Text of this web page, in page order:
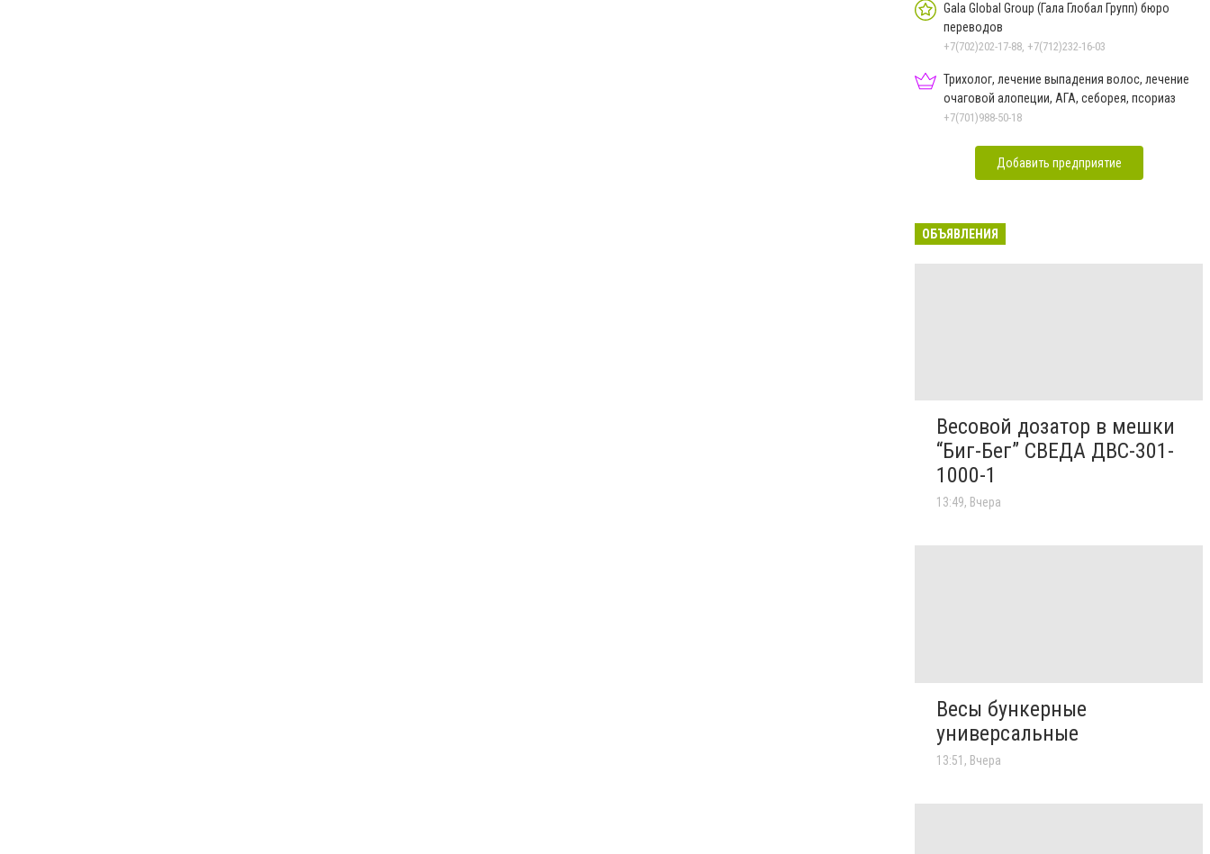
Gala Global Group (Гала Глобал Групп) бюро
переводов
+7(702)202-17-88, +7(712)232-16-03
Трихолог, лечение выпадения волос, лечение
очаговой алопеции, АГА, себорея, псориаз
+7(701)988-50-18
Добавить предприятие
ОБЪЯВЛЕНИЯ
Весовой дозатор в мешки
“Биг-Бег” СВЕДА ДВС-301-
1000-1
13:49, Вчера
Весы бункерные
универсальные
13:51, Вчера